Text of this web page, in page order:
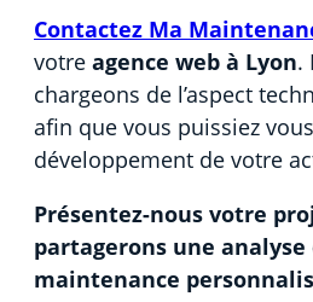
Contactez Ma
votre agence web à Lyon.
chargeons de l’aspect
afin que vous puissiez
développement de votre
Présentez-nous votre
partagerons une
maintenance